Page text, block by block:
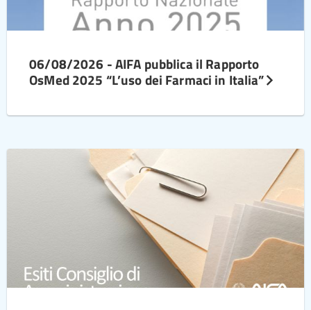
06/08/2026 - AIFA pubblica il Rapporto
OsMed 2025 “L’uso dei Farmaci in Italia”